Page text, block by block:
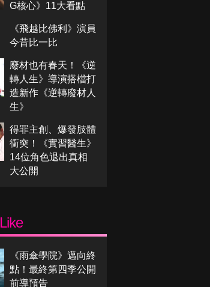
G核心》11大看點
《飛越比佛利》演員
今昔比一比
廢材也有春天！《逆
轉人生》導演搭檔打
造新作《逆轉廢材人
生》
得罪主創、爆發肢體
衝突！《實習醫生》
14位角色退出真相
大公開
Like
《雨傘學院》邁向終
點！最終第四季公開
前導預告